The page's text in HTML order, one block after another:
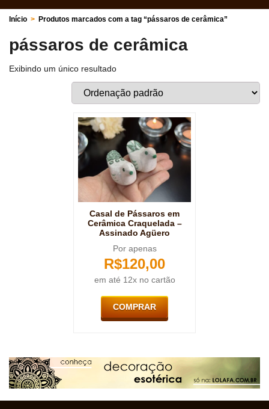
Início > Produtos marcados com a tag “pássaros de cerâmica”
pássaros de cerâmica
Exibindo um único resultado
Casal de Pássaros em
Cerâmica Craquelada –
Assinado Agüero
Por apenas
R$120,00
em até 12x no cartão
COMPRAR